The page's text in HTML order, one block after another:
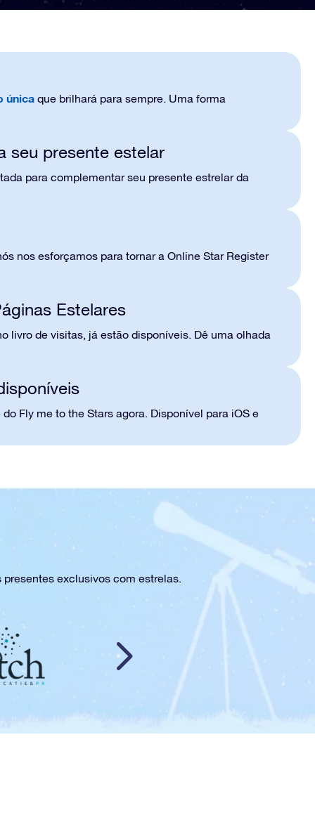
únicaque brilhará para sempre. Uma forma
seu presente estelar
para complementar seu presente estrelar da
nos esforçamos para tornar a Online Star Register
Estelares
livro de visitas, já estão disponíveis. Dê uma olhada
Fly me to the Stars agora. Disponível para iOS e
exclusivos com estrelas.